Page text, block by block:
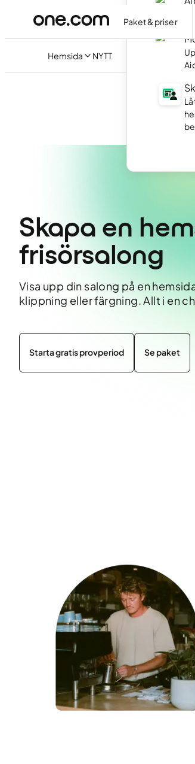
Paket & priser
Hemsida NYTT
Skapa en
frisörsalong
Visa upp din salong på en
klippning eller färgning. Allt i en
Starta gratis provperiod Se paket